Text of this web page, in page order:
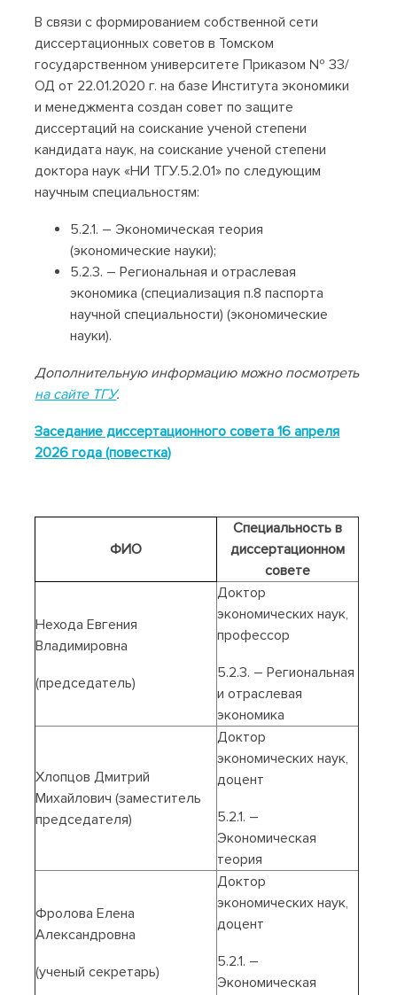
В связи с формированием собственной сети
диссертационных советов в Томском
государственном университете Приказом № 33/
ОД от 22.01.2020 г. на базе Института экономики
и менеджмента создан совет по защите
диссертаций на соискание ученой степени
кандидата наук, на соискание ученой степени
доктора наук «НИ ТГУ.5.2.01» по следующим
научным специальностям:
5.2.1. – Экономическая теория
(экономические науки);
5.2.3. – Региональная и отраслевая
экономика (специализация п.8 паспорта
научной специальности) (экономические
науки).
Дополнительную информацию можно посмотреть
на сайте ТГУ.
Заседание диссертационного совета 16 апреля
2026 года (повестка)
ФИО
Специальность в
диссертационном
совете
Нехода Евгения
Владимировна
(председатель)
Доктор
экономических наук,
профессор
5.2.3. – Региональная
и отраслевая
экономика
Хлопцов Дмитрий
Михайлович (заместитель
председателя)
Доктор
экономических наук,
доцент
5.2.1. –
Экономическая
теория
Фролова Елена
Александровна
(ученый секретарь)
Доктор
экономических наук,
доцент
5.2.1. –
Экономическая